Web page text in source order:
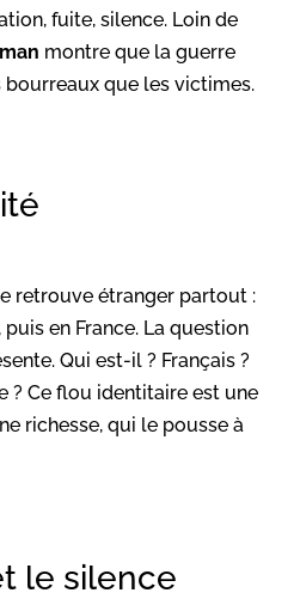
fuite, silence. Loin de
montre que la guerre
que les victimes.
retrouve étranger partout :
, puis en France. La question
Qui est-il ? Français ?
? Ce flou identitaire est une
richesse, qui le pousse à
le silence